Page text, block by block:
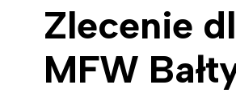
Zlecenie
MFW